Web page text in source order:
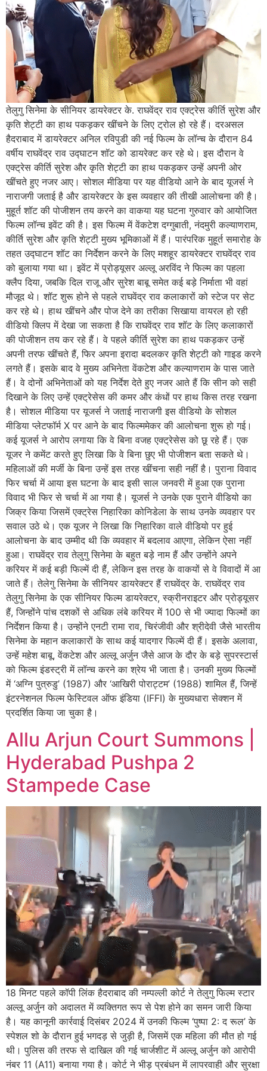
तेलुगु सिनेमा के सीनियर डायरेक्टर के. राघवेंद्र राव एक्ट्रेस कीर्ति सुरेश और
कृति शेट्टी का हाथ पकड़कर खींचने के लिए ट्रोल हो रहे हैं। दरअसल
हैदराबाद में डायरेक्टर अनिल रविपुडी की नई फिल्म के लॉन्च के दौरान 84
वर्षीय राघवेंद्र राव उद्घाटन शॉट को डायरेक्ट कर रहे थे। इस दौरान वे
एक्ट्रेस कीर्ति सुरेश और कृति शेट्टी का हाथ पकड़कर उन्हें अपनी ओर
खींचते हुए नजर आए। सोशल मीडिया पर यह वीडियो आने के बाद यूजर्स ने
नाराजगी जताई है और डायरेक्टर के इस व्यवहार की तीखी आलोचना की है।
मुहूर्त शॉट की पोजीशन तय करने का वाकया यह घटना गुरुवार को आयोजित
फिल्म लॉन्च इवेंट की है। इस फिल्म में वेंकटेश दग्गुबाती, नंदमुरी कल्याणराम,
कीर्ति सुरेश और कृति शेट्टी मुख्य भूमिकाओं में हैं। पारंपरिक मुहूर्त समारोह के
तहत उद्घाटन शॉट का निर्देशन करने के लिए मशहूर डायरेक्टर राघवेंद्र राव
को बुलाया गया था। इवेंट में प्रोड्यूसर अल्लू अरविंद ने फिल्म का पहला
क्लैप दिया, जबकि दिल राजू और सुरेश बाबू समेत कई बड़े निर्माता भी वहां
मौजूद थे। शॉट शुरू होने से पहले राघवेंद्र राव कलाकारों को स्टेज पर सेट
कर रहे थे। हाथ खींचने और पोज देने का तरीका सिखाया वायरल हो रही
वीडियो क्लिप में देखा जा सकता है कि राघवेंद्र राव शॉट के लिए कलाकारों
की पोजीशन तय कर रहे हैं। वे पहले कीर्ति सुरेश का हाथ पकड़कर उन्हें
अपनी तरफ खींचते हैं, फिर अपना इरादा बदलकर कृति शेट्टी को गाइड करने
लगते हैं। इसके बाद वे मुख्य अभिनेता वेंकटेश और कल्याणराम के पास जाते
हैं। वे दोनों अभिनेताओं को यह निर्देश देते हुए नजर आते हैं कि सीन को सही
दिखाने के लिए उन्हें एक्ट्रेसेस की कमर और कंधों पर हाथ किस तरह रखना
है। सोशल मीडिया पर यूजर्स ने जताई नाराजगी इस वीडियो के सोशल
मीडिया प्लेटफॉर्म X पर आने के बाद फिल्ममेकर की आलोचना शुरू हो गई।
कई यूजर्स ने आरोप लगाया कि वे बिना वजह एक्ट्रेसेस को छू रहे हैं। एक
यूजर ने कमेंट करते हुए लिखा कि वे बिना छुए भी पोजीशन बता सकते थे।
महिलाओं की मर्जी के बिना उन्हें इस तरह खींचना सही नहीं है। पुराना विवाद
फिर चर्चा में आया इस घटना के बाद इसी साल जनवरी में हुआ एक पुराना
विवाद भी फिर से चर्चा में आ गया है। यूजर्स ने उनके एक पुराने वीडियो का
जिक्र किया जिसमें एक्ट्रेस निहारिका कोनिडेला के साथ उनके व्यवहार पर
सवाल उठे थे। एक यूजर ने लिखा कि निहारिका वाले वीडियो पर हुई
आलोचना के बाद उम्मीद थी कि व्यवहार में बदलाव आएगा, लेकिन ऐसा नहीं
हुआ। राघवेंद्र राव तेलुगु सिनेमा के बहुत बड़े नाम हैं और उन्होंने अपने
करियर में कई बड़ी फिल्में दी हैं, लेकिन इस तरह के वाकयों से वे विवादों में आ
जाते हैं। तेलेगु सिनेमा के सीनियर डायरेक्टर हैं राघवेंद्र के. राघवेंद्र राव
तेलुगु सिनेमा के एक सीनियर फिल्म डायरेक्टर, स्क्रीनराइटर और प्रोड्यूसर
हैं, जिन्होंने पांच दशकों से अधिक लंबे करियर में 100 से भी ज्यादा फिल्मों का
निर्देशन किया है। उन्होंने एनटी रामा राव, चिरंजीवी और श्रीदेवी जैसे भारतीय
सिनेमा के महान कलाकारों के साथ कई यादगार फिल्में दी हैं। इसके अलावा,
उन्हें महेश बाबू, वेंकटेश और अल्लू अर्जुन जैसे आज के दौर के बड़े सुपरस्टार्स
को फिल्म इंडस्ट्री में लॉन्च करने का श्रेय भी जाता है। उनकी मुख्य फिल्मों
में ‘अग्नि पुत्रुडु’ (1987) और ‘आखिरी पोराट्टम’ (1988) शामिल हैं, जिन्हें
इंटरनेशनल फिल्म फेस्टिवल ऑफ इंडिया (IFFI) के मुख्यधारा सेक्शन में
प्रदर्शित किया जा चुका है।
Allu Arjun Court Summons |
Hyderabad Pushpa 2
Stampede Case
18 मिनट पहले कॉपी लिंक हैदराबाद की नम्पल्ली कोर्ट ने तेलुगु फिल्म स्टार
अल्लू अर्जुन को अदालत में व्यक्तिगत रूप से पेश होने का समन जारी किया
है। यह कानूनी कार्रवाई दिसंबर 2024 में उनकी फिल्म ‘पुष्पा 2: द रूल’ के
स्पेशल शो के दौरान हुई भगदड़ से जुड़ी है, जिसमें एक महिला की मौत हो गई
थी। पुलिस की तरफ से दाखिल की गई चार्जशीट में अल्लू अर्जुन को आरोपी
नंबर 11 (A11) बनाया गया है। कोर्ट ने भीड़ प्रबंधन में लापरवाही और सुरक्षा